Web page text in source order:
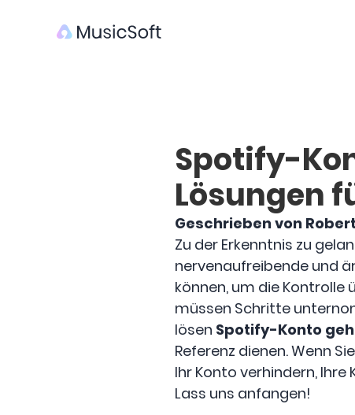
Spotify-
Lösungen
Geschrieben von
Zu der Erkenntnis zu
nervenaufreibende und
können, um die Kontrolle
müssen Schritte
lösen Spotify-Konto
Referenz dienen. Wenn
Ihr Konto verhindern,
Lass uns anfangen!